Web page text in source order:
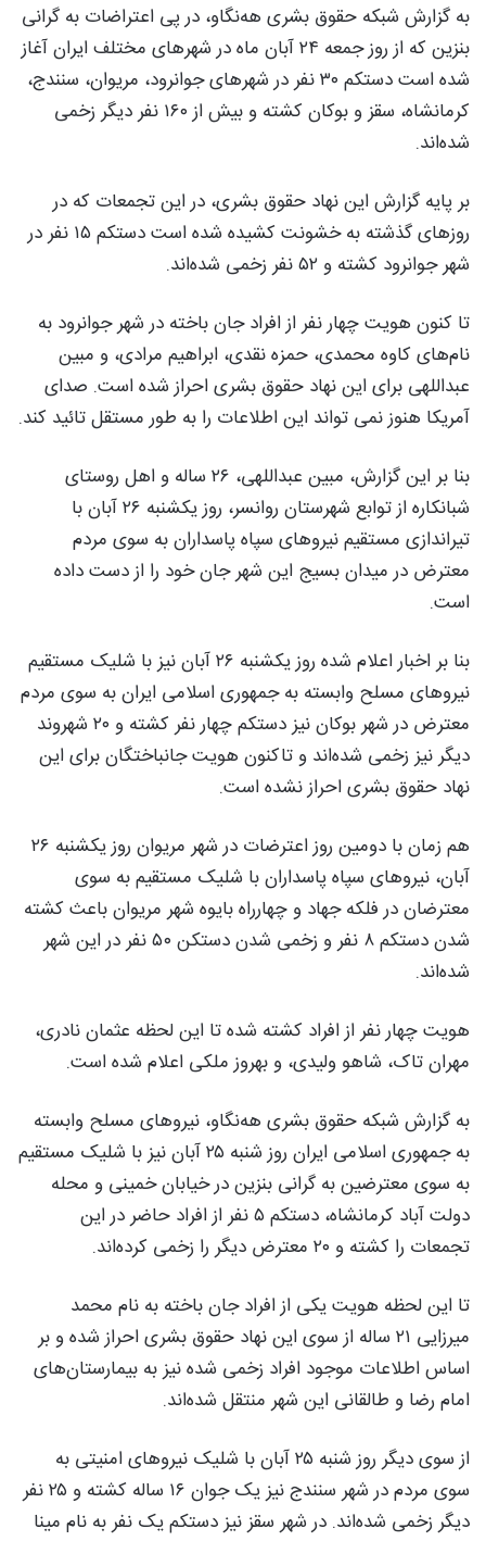
به گزارش شبکه حقوق بشری هه‌نگاو، در پی اعتراضات به گرانی
بنزین که از روز جمعه ۲۴ آبان ماه در شهرهای مختلف ایران آغاز
شده است دستکم ۳۰ نفر در شهرهای جوانرود، مریوان، سنندج،
کرمانشاه، سقز و بوکان کشته و بیش از ۱۶۰ نفر دیگر زخمی
شده‌اند.
بر پایه گزارش این نهاد حقوق بشری، در این تجمعات که در
روزهای گذشته به خشونت کشیده شده است دستکم ۱۵ نفر در
شهر جوانرود کشته و ۵۲ نفر زخمی شده‌اند.
تا کنون هویت چهار نفر از افراد جان باخته در شهر جوانرود بە
نام‌های کاوە محمدی، حمزە نقدی، ابراهیم مرادی، و مبین
عبداللهی برای این نهاد حقوق بشری احراز شده است. صدای
آمریکا هنوز نمی تواند این اطلاعات را به طور مستقل تائید کند.
بنا بر این گزارش، مبین عبداللهی، ۲۶ ساله و اهل روستای
شبانکاره از توابع شهرستان روانسر، روز یکشنبە ۲۶ آبان با
تیراندازی مستقیم نیروهای سپاه پاسداران به سوی مردم
معترض در میدان بسیج این شهر جان خود را از دست دادە
است.
بنا بر اخبار اعلام شده روز یکشنبه ۲۶ آبان نیز با شلیک مستقیم
نیروهای مسلح وابسته به جمهوری اسلامی ایران به سوی مردم
معترض در شهر بوکان نیز دستکم چهار نفر کشته و ۲۰ شهروند
دیگر نیز زخمی شده‌اند و تاکنون هویت جانباختگان برای این
نهاد حقوق بشری احراز نشدە است.
هم زمان با دومین روز اعترضات در شهر مریوان روز یکشنبه ۲۶
آبان، نیروهای سپاه پاسداران با شلیک مستقیم به سوی
معترضان در فلکە جهاد و چهارراه بایوە شهر مریوان باعث کشته
شدن دستکم ۸ نفر و زخمی شدن دستکن ۵۰ نفر در این شهر
شده‌اند.
هویت چهار نفر از افراد کشته شده تا این لحظه عثمان نادری،
مهران تاک، شاهو ولیدی، و بهروز ملکی اعلام شده است.
به گزارش شبکه حقوق بشری هه‌نگاو، نیروهای مسلح وابسته
به جمهوری اسلامی ایران روز شنبە ۲۵ آبان نیز با شلیک مستقیم
به سوی معترضین به گرانی بنزین در خیابان خمینی و محلە
دولت آباد کرمانشاه، دستکم ۵ نفر از افراد حاضر در این
تجمعات را کشته و ۲۰ معترض دیگر را زخمی کرده‌اند.
تا این لحظه هویت یکی از افراد جان باخته به نام محمد
میرزایی ۲۱ ساله از سوی این نهاد حقوق بشری احراز شده و بر
اساس اطلاعات موجود افراد زخمی شده نیز به بیمارستان‌های
امام رضا و طالقانی این شهر منتقل شدەاند.
از سوی دیگر روز شنبه ۲۵ آبان با شلیک نیروهای امنیتی به
سوی مردم در شهر سنندج نیز یک جوان ۱۶ ساله کشته و ۲۵ نفر
دیگر زخمی شده‌اند. در شهر سقز نیز دستکم یک نفر به نام مینا